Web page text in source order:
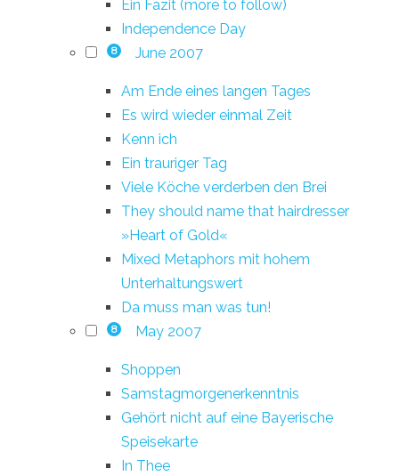
Ein Fazit (more to follow)
Independence Day
8 June 2007
Am Ende eines langen Tages
Es wird wieder einmal Zeit
Kenn ich
Ein trauriger Tag
Viele Köche verderben den Brei
They should name that hairdresser
»Heart of Gold«
Mixed Metaphors mit hohem
Unterhaltungswert
Da muss man was tun!
8 May 2007
Shoppen
Samstagmorgenerkenntnis
Gehört nicht auf eine Bayerische
Speisekarte
In Thee